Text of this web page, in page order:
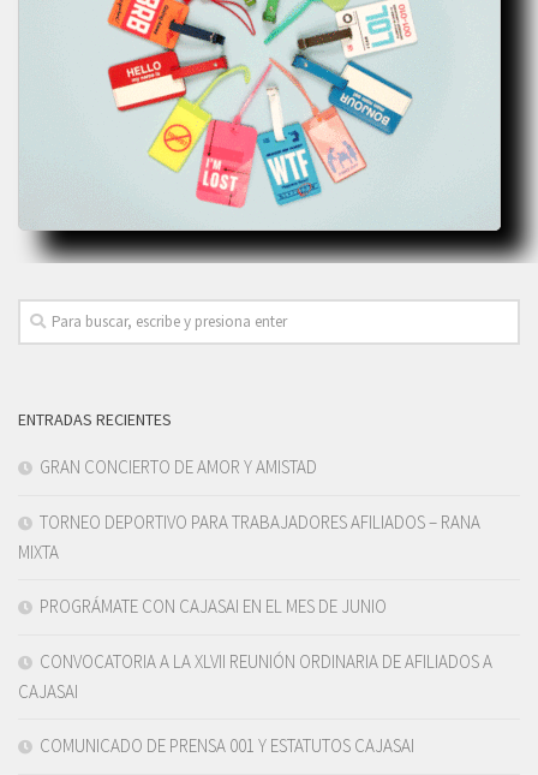
ENTRADAS RECIENTES
GRAN CONCIERTO DE AMOR Y AMISTAD
TORNEO DEPORTIVO PARA TRABAJADORES AFILIADOS – RANA
MIXTA
PROGRÁMATE CON CAJASAI EN EL MES DE JUNIO
CONVOCATORIA A LA XLVII REUNIÓN ORDINARIA DE AFILIADOS A
CAJASAI
COMUNICADO DE PRENSA 001 Y ESTATUTOS CAJASAI